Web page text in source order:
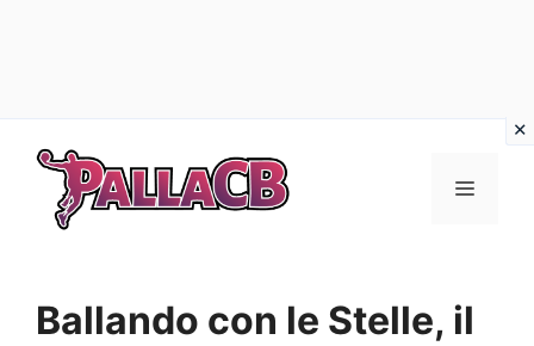
contenuto
Menu
Ballando con le Stelle, il